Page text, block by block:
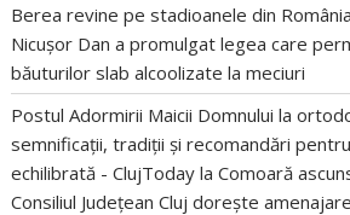
Berea revine pe stadioanele din
Nicușor Dan a promulgat legea care
băuturilor slab alcoolizate la meciuri
Postul Adormirii Maicii Domnului la
semnificații, tradiții și recomandări
echilibrată - ClujToday laComoară
Consiliul Județean Cluj dorește